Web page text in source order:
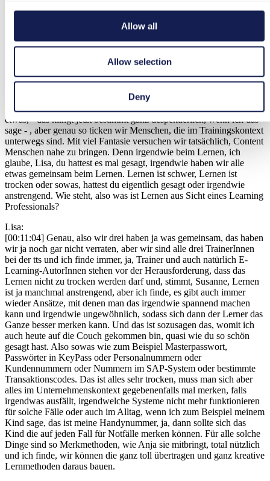
Allow all
Allow selection
Deny
[00:10:27] Man kann sich dann ja auch Personen vorstellen, die man
gern mal komisch über eine Pfütze springen sehen will.
[00:10:34] Und wenn ich dir jetzt so zuhöre, dann ist das tatsächlich
etwas, - das klingt jetzt bestimmt ganz despektierlich, wenn ich das
sage - , aber genau so ticken wir Menschen, die im Trainingskontext
unterwegs sind. Mit viel Fantasie versuchen wir tatsächlich, Content
Menschen nahe zu bringen. Denn irgendwie beim Lernen, ich
glaube, Lisa, du hattest es mal gesagt, irgendwie haben wir alle
etwas gemeinsam beim Lernen. Lernen ist schwer, Lernen ist
trocken oder sowas, hattest du eigentlich gesagt oder irgendwie
anstrengend. Wie steht, also was ist Lernen aus Sicht eines Learning
Professionals?
Lisa:
[00:11:04] Genau, also wir drei haben ja was gemeinsam, das haben
wir ja noch gar nicht verraten, aber wir sind alle drei TrainerInnen
bei der tts und ich finde immer, ja, Trainer und auch natürlich E-
Learning-AutorInnen stehen vor der Herausforderung, dass das
Lernen nicht zu trocken werden darf und, stimmt, Susanne, Lernen
ist ja manchmal anstrengend, aber ich finde, es gibt auch immer
wieder Ansätze, mit denen man das irgendwie spannend machen
kann und irgendwie ungewöhnlich, sodass sich dann der Lerner das
Ganze besser merken kann. Und das ist sozusagen das, womit ich
auch heute auf die Couch gekommen bin, quasi wie du so schön
gesagt hast. Also sowas wie zum Beispiel Masterpasswort,
Passwörter in KeyPass oder Personalnummern oder
Kundennummern oder Nummern im SAP-System oder bestimmte
Transaktionscodes. Das ist alles sehr trocken, muss man sich aber
alles im Unternehmenskontext gegebenenfalls mal merken, falls
irgendwas ausfällt, irgendwelche Systeme nicht mehr funktionieren
für solche Fälle oder auch im Alltag, wenn ich zum Beispiel meinem
Kind sage, das ist meine Handynummer, ja, dann sollte sich das
Kind die auf jeden Fall für Notfälle merken können. Für alle solche
Dinge sind so Merkmethoden, wie Anja sie mitbringt, total nützlich
und ich finde, wir können die ganz toll übertragen und ganz kreative
Lernmethoden daraus bauen.